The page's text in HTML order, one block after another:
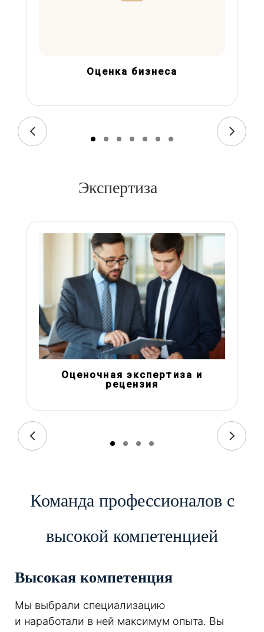
Оценка бизнеса
Экспертиза
Оценочная экспертиза и
рецензия
Команда профессионалов с
высокой компетенцией
Высокая компетенция
Мы выбрали специализацию
и наработали в ней максимум опыта. Вы